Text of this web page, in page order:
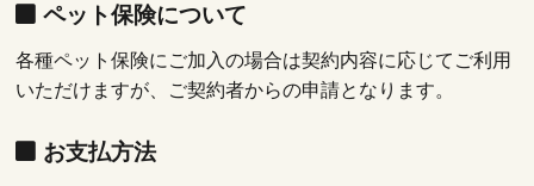
ペット保険について
各種ペット保険にご加入の場合は契約内容に応じてご利用
いただけますが、ご契約者からの申請となります。
お支払方法